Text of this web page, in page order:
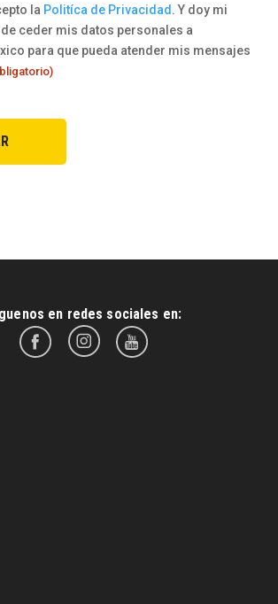
la Politíca de Privacidad . Y doy mi
ceder mis datos personales a
para que pueda atender mis mensajes
en redes sociales en: